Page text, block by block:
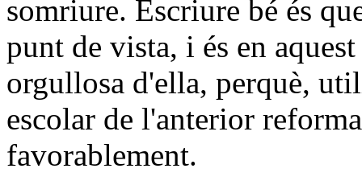
somriure. Escriure bé és
punt de vista, i és en
orgullosa d'ella, perquè,
escolar de l'anterior
favorablement.